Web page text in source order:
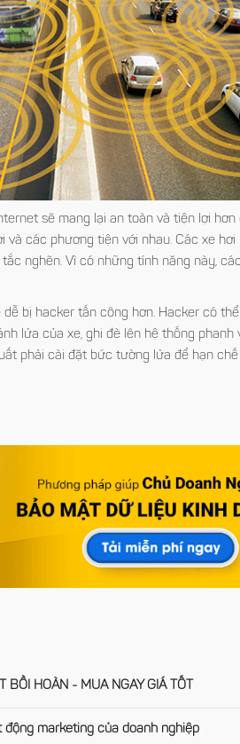
sẽ mang lại an toàn và tiện lợi
và các phương tiện với nhau. Các xe
nghẽn. Vì có những tính năng này,
bị hacker tấn công hơn. Hacker có
lửa của xe, ghi đè lên hệ thống
phải cài đặt bức tường lửa để hạn
BỒI HOÀN - MUA NGAY GIÁ TỐT
marketing của doanh nghiệp